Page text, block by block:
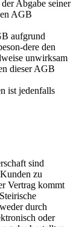
Abgabe seiner
AGB
aufgrund
dere den
unwirksam
dieser AGB
ist jedenfalls
sind
zu
Vertrag kommt
durch
oder